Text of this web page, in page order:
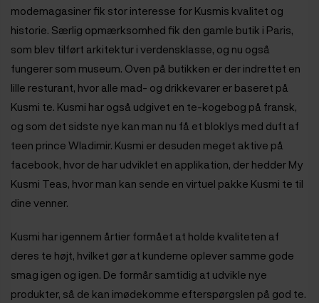
modemagasiner fik stor interesse for Kusmis kvalitet og
historie. Særlig opmærksomhed fik den gamle butik i Paris,
som blev tilført arkitektur i verdensklasse, og nu også
fungerer som museum. Oven på butikken er der indrettet en
lille resturant, hvor alle mad- og drikkevarer er baseret på
Kusmi te. Kusmi har også udgivet en te-kogebog på fransk,
og som det sidste nye kan man nu få et bloklys med duft af
teen prince Wladimir. Kusmi er desuden meget aktive på
facebook, hvor de har udviklet en applikation, der hedder My
Kusmi Teas, hvor man kan sende en virtuel pakke Kusmi te til
dine venner.
Kusmi har igennem årtier formået at holde kvaliteten af
deres te højt, hvilket gør at kunderne oplever samme gode
smag igen og igen. De formår samtidig at udvikle nye
produkter, så de kan imødekomme efterspørgslen på god te.